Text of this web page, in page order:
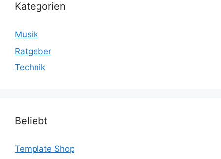
Kategorien
Musik
Ratgeber
Technik
Beliebt
Template Shop